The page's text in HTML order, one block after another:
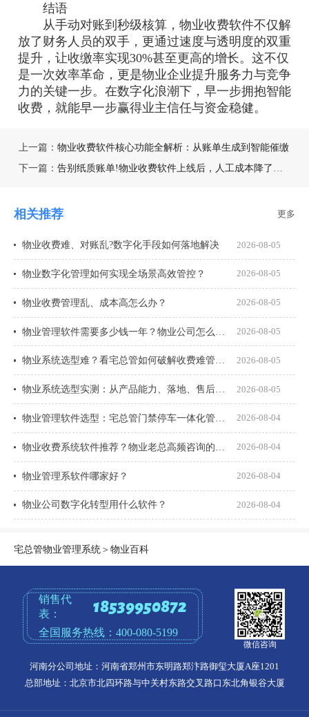
结语
从手动对账到秒级核算，物业收费软件不仅解
放了财务人员的双手，更通过速度与透明度的双重
提升，让收缴率实现30%甚至更高的增长。这不仅
是一次效率革命，更是物业企业提升服务力与竞争
力的关键一步。在数字化浪潮下，早一步拥抱智能
收费，就能早一步赢得业主信任与资金稳健。
上一篇： 物业收费软件核心功能全解析：从账单生成到智能催缴
下一篇： 告别纸质账单!物业收费软件上线后，人工成本降了多少?
相关推荐 更多
物业收费难、对账乱?数字化手段如何落地解决 2026-08-05
物业数字化管理如何实现全场景高效管控？ 2026-08-05
物业收费管理乱、成本高怎么办？ 2026-08-05
2026-08-05
物业系统选型难？看宅总管如何破解收费难管理乱 2026-08-05
2026-08-05
2026-08-04
2026-08-04
物业管理系软件哪家好？ 2026-08-04
物业公司数字化转型用什么软件？ 2026-08-04
宅总管物业管理系统＞物业百科
销售代
表：
18539950872
全国服务热线：400-080-5199
微信咨询
河南分公司地址：河南省郑州市东明路郑汴路御玺大厦A座1201
总部地址：北京市北四环路与中关村东路交叉路口东北角银谷大厦